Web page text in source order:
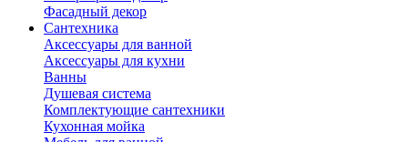
Фасадный декор
Сантехника
Аксессуары для ванной
Аксессуары для кухни
Ванны
Душевая система
Комплектующие сантехники
Кухонная мойка